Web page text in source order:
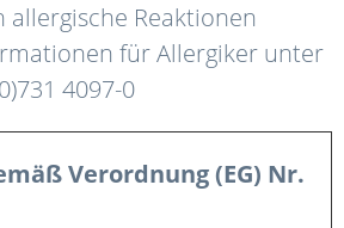
allergische Reaktionen
für Allergiker unter
4097-0
Verordnung (EG) Nr.